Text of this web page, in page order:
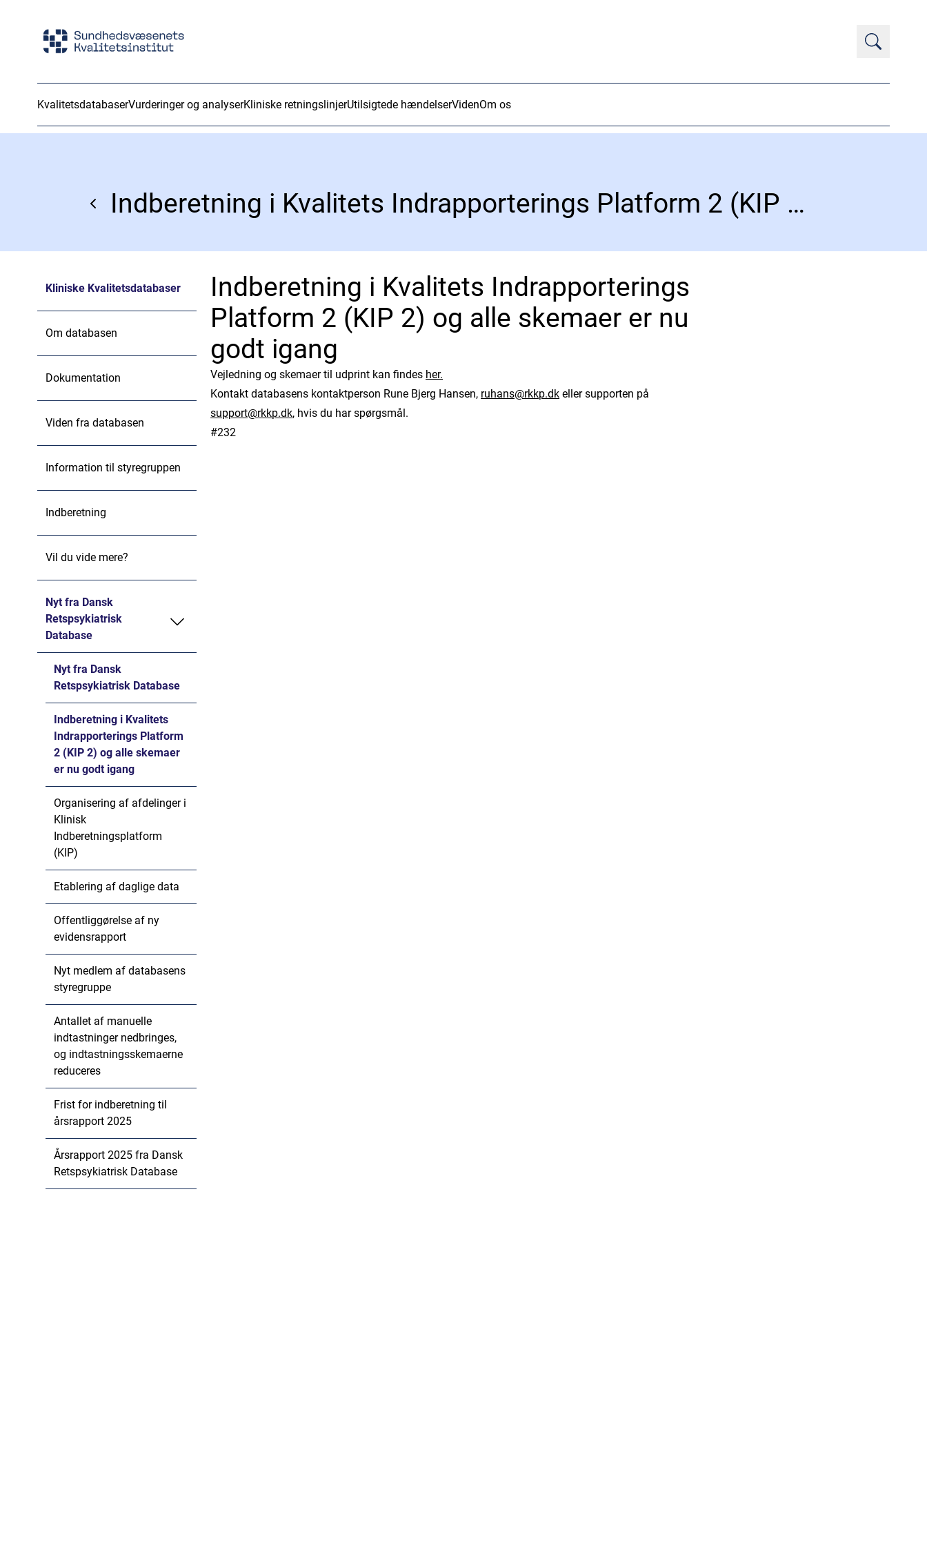
KvalitetsdatabaserVurderinger og analyserKliniske retningslinjerUtilsigtede hændelserVidenOm os
Indberetning i Kvalitets Indrapporterings Platform 2 (KIP 2) og alle skemaer er nu godt igang
Kliniske Kvalitetsdatabaser
Om databasen
Dokumentation
Viden fra databasen
Information til styregruppen
Indberetning
Vil du vide mere?
Nyt fra Dansk
Retspsykiatrisk
Database
Nyt fra Dansk
Retspsykiatrisk Database
Indberetning i Kvalitets
Indrapporterings Platform
2 (KIP 2) og alle skemaer
er nu godt igang
Organisering af afdelinger i
Klinisk
Indberetningsplatform
(KIP)
Etablering af daglige data
Offentliggørelse af ny
evidensrapport
Nyt medlem af databasens
styregruppe
Antallet af manuelle
indtastninger nedbringes,
og indtastningsskemaerne
reduceres
Frist for indberetning til
årsrapport 2025
Årsrapport 2025 fra Dansk
Retspsykiatrisk Database
Indberetning i Kvalitets Indrapporterings
Platform 2 (KIP 2) og alle skemaer er nu
godt igang
Vejledning og skemaer til udprint kan findes her.
Kontakt databasens kontaktperson Rune Bjerg Hansen, ruhans@rkkp.dk eller supporten på
support@rkkp.dk, hvis du har spørgsmål.
#232